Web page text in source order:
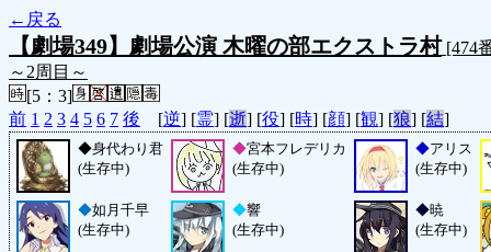
←戻る
【劇場349】劇場公演 木曜の部エクストラ村[474
～2周目～
[5：3]
前 1 2 3 4 5 6 7 後 [逆] [霊] [逝] [役] [時] [顔] [観] [狼] [結]
◆身代わり君
(生存中)
◆宮本フレデリカ
(生存中)
◆アリス
(生存中)
◆如月千早
(生存中)
◆響
(生存中)
◆暁
(生存中)